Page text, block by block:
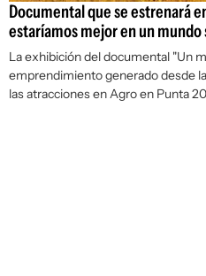
Documental que se estrenará
estaríamos mejor en un mundo
La exhibición del documental "Un
emprendimiento generado desde
las atracciones en Agro en Punta